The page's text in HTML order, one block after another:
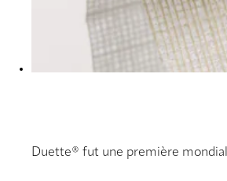
Duette® fut une première